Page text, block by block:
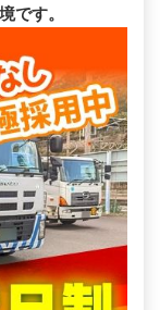
です。